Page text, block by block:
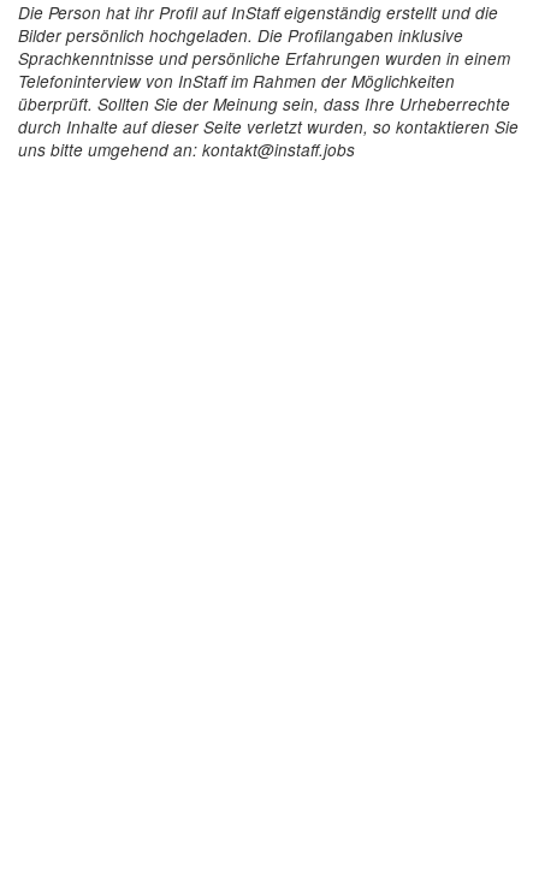
Die Person hat ihr Profil auf InStaff eigenständig erstellt und die
Bilder persönlich hochgeladen. Die Profilangaben inklusive
Sprachkenntnisse und persönliche Erfahrungen wurden in einem
Telefoninterview von InStaff im Rahmen der Möglichkeiten
überprüft. Sollten Sie der Meinung sein, dass Ihre Urheberrechte
durch Inhalte auf dieser Seite verletzt wurden, so kontaktieren Sie
uns bitte umgehend an: kontakt@instaff.jobs